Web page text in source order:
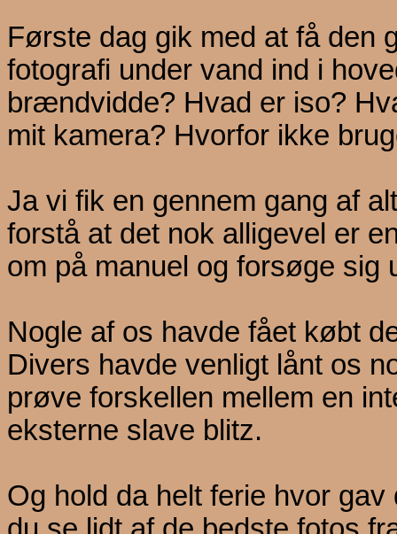
Første dag gik med at få den
fotografi under vand ind i
brændvidde? Hvad er iso?
mit kamera? Hvorfor ikke
Ja vi fik en gennem gang af
forstå at det nok alligevel er
om på manuel og forsøge sig
Nogle af os havde fået købt
Divers havde venligt lånt os
prøve forskellen mellem en
eksterne slave blitz.
Og hold da helt ferie hvor